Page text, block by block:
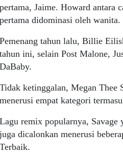
pertama, Jaime. Howard antara
pertama didominasi oleh wanita.
Pemenang tahun lalu, Billie
tahun ini, selain Post Malone,
DaBaby.
Tidak ketinggalan, Megan Thee
menerusi empat kategori
Lagu remix popularnya, Savage
juga dicalonkan menerusi
Terbaik.